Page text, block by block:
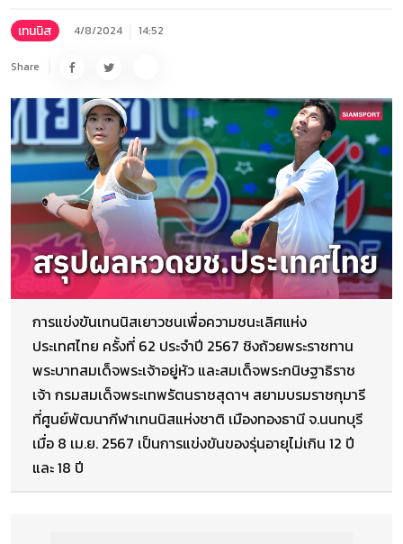
เทนนิส 4/8/2024 14:52
Share
การแข่งขันเทนนิสเยาวชนเพื่อความชนะเลิศแห่ง
ประเทศไทย ครั้งที่ 62 ประจำปี 2567 ชิงถ้วยพระราชทาน
พระบาทสมเด็จพระเจ้าอยู่หัว และสมเด็จพระกนิษฐาธิราช
เจ้า กรมสมเด็จพระเทพรัตนราชสุดาฯ สยามบรมราชกุมารี
ที่ศูนย์พัฒนากีฬาเทนนิสแห่งชาติ เมืองทองธานี จ.นนทบุรี
เมื่อ 8 เม.ย. 2567 เป็นการแข่งขันของรุ่นอายุไม่เกิน 12 ปี
และ 18 ปี